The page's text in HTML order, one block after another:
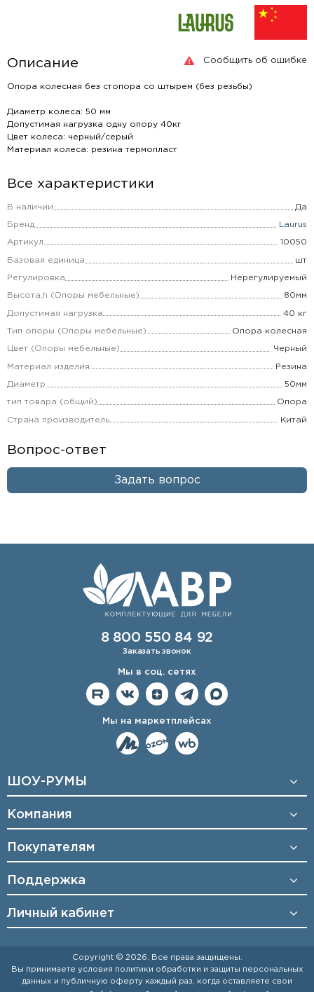
Сообщить об ошибке
Описание
Опора колесная без стопора со штырем (без резьбы)
Диаметр колеса: 50 мм
Допустимая нагрузка одну опору 40кг
Цвет колеса: черный/серый
Материал колеса: резина термопласт
Все характеристики
В наличии Да
Бренд Laurus
Артикул 10050
Базовая единица шт
Регулировка Нерегулируемый
Высота,h (Опоры мебельные) 80мм
Допустимая нагрузка 40 кг
Тип опоры (Опоры мебельные) Опора колесная
Цвет (Опоры мебельные) Черный
Материал изделия Резина
Диаметр 50мм
тип товара (общий) Опора
Страна производитель Китай
Вопрос-ответ
Задать вопрос
8 800 550 84 92
Заказать звонок
Мы в соц. сетях
Мы на маркетплейсах
ШОУ-РУМЫ
Компания
Покупателям
Поддержка
Личный кабинет
Copyright © 2026. Все права защищены.
Вы принимаете условия политики обработки и защиты персональных
данных и публичную оферту каждый раз, когда оставляете свои